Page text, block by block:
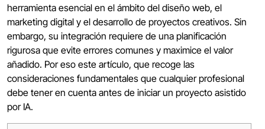
herramienta esencial en el ámbito del diseño web, el
marketing digital y el desarrollo de proyectos creativos. Sin
embargo, su integración requiere de una planificación
rigurosa que evite errores comunes y maximice el valor
añadido. Por eso este artículo, que recoge las
consideraciones fundamentales que cualquier profesional
debe tener en cuenta antes de iniciar un proyecto asistido
por IA.